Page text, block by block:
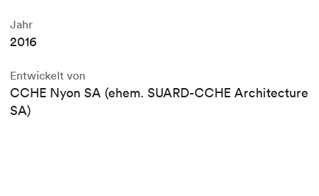
Jahr
2016
Entwickelt von
CCHE Nyon SA (ehem. SUARD-CCHE Architecture
SA)